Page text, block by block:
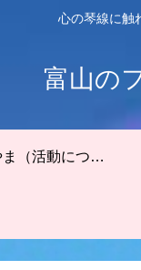
心の琴線に
富山の
ＨＰとやま（活動について）